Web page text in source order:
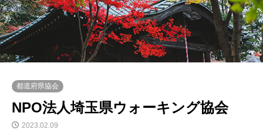
都道府県協会
NPO法人埼玉県ウォーキング協会
2023.02.09